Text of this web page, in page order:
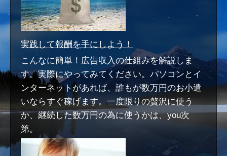
自由
な生
き方
を見
つ
け
よ
う〜
実践して報酬を手にしよう！
こんなに簡単！広告収入の仕組みを解説しま
す。実際にやってみてください。パソコンとイ
ンターネットがあれば、誰もが数万円のお小遣
いならすぐ稼げます。一度限りの贅沢に使う
か、継続した数万円の為に使うかは、you次
第。